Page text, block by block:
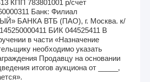
КПП 783801001 р/счет
Банк: Филиал
БАНКА ВТБ (ПАО), г. Москва. к/
БИК 044525411 В
в части «Назначение
необходимо указать
Продавцу на основании
итогов аукциона от _____,